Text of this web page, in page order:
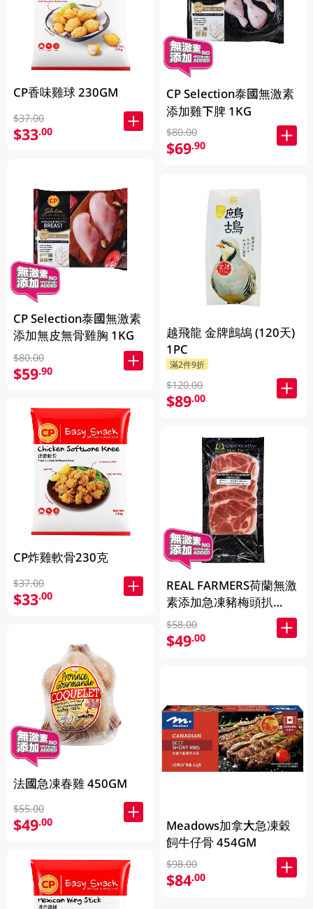
CP香味雞球 230GM
$37.00
$33.00
CP Selection泰國無激素
添加無皮無骨雞胸 1KG
$80.00
$59.90
CP炸雞軟骨230克
$37.00
$33.00
法國急凍春雞 450GM
$55.00
$49.00
CP Selection泰國無激素
添加雞下脾 1KG
$80.00
$69.90
越飛龍 金牌鷓鴣 (120天)
1PC
滿2件9折
$120.00
$89.00
REAL FARMERS荷蘭無激
素添加急凍豬梅頭扒
400GM
$58.00
$49.00
Meadows加拿大急凍穀
飼牛仔骨 454GM
$98.00
$84.00